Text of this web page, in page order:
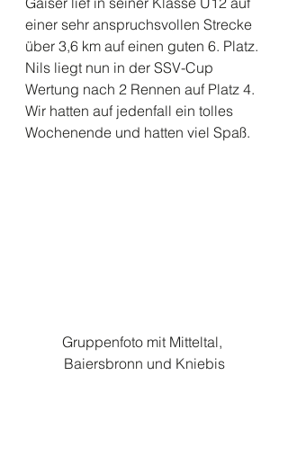
einer sehr anspruchsvollen Strecke
über 3,6 km auf einen guten 6. Platz.
Nils liegt nun in der SSV-Cup
Wertung nach 2 Rennen auf Platz 4.
Wir hatten auf jedenfall ein tolles
Wochenende und hatten viel Spaß.
Gruppenfoto mit Mitteltal,
Baiersbronn und Kniebis